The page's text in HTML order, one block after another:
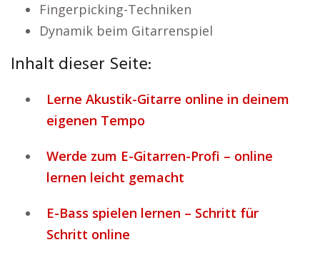
Fingerpicking-Techniken
Dynamik beim Gitarrenspiel
Inhalt dieser Seite:
Lerne Akustik-Gitarre online in deinem
eigenen Tempo
Werde zum E-Gitarren-Profi – online
lernen leicht gemacht
E-Bass spielen lernen – Schritt für
Schritt online